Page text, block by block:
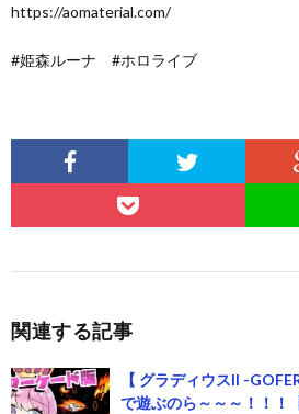
https://aomaterial.com/
#姫森ルーナ #ホロライブ
関連する記事
【 グラディウスII -
で遊ぶのら～～～！！！